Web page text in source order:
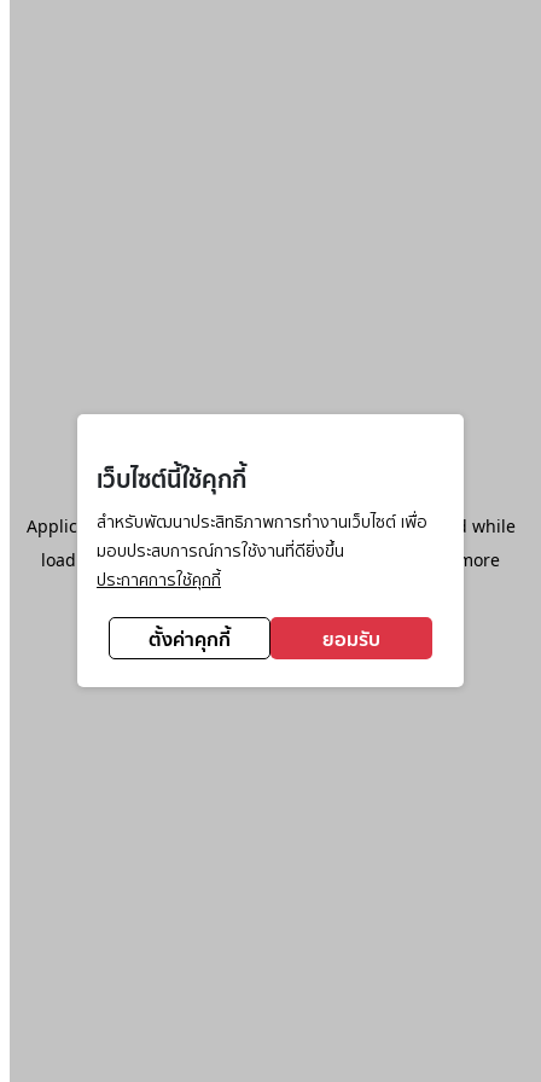
เว็บไซต์นี้ใช้คุกกี้
สำหรับพัฒนาประสิทธิภาพการทำงานเว็บไซต์ เพื่อ
มอบประสบการณ์การใช้งานที่ดียิ่งขึ้น
ประกาศการใช้คุกกี้
ตั้งค่าคุกกี้ ยอมรับ
Application error: aclient-side exception has occurred while
loadingwww.ktc.co.th(see the browser console
for more
information).